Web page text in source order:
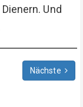
Und
Nächste